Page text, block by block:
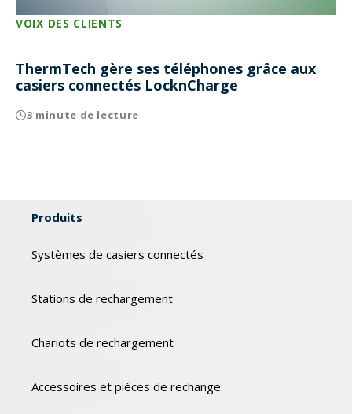
VOIX DES CLIENTS
ThermTech gère ses téléphones grâce aux
casiers connectés LocknCharge
3 minute de lecture
Produits
Systèmes de casiers connectés
Stations de rechargement
Chariots de rechargement
Accessoires et pièces de rechange